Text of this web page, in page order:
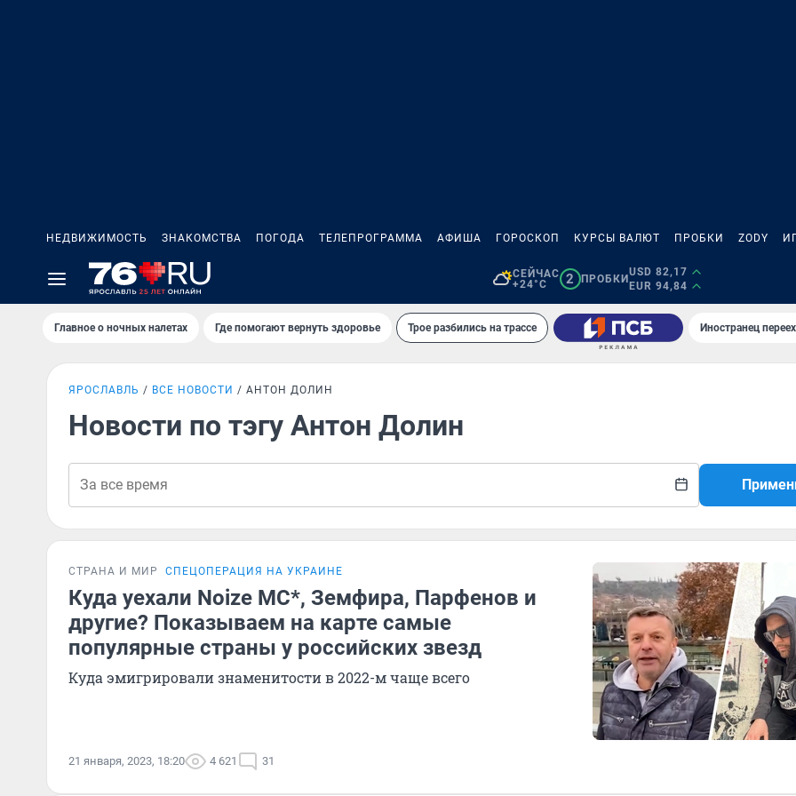
НЕДВИЖИМОСТЬ ЗНАКОМСТВА ПОГОДА ТЕЛЕПРОГРАММА АФИША ГОРОСКОП КУРСЫ ВАЛЮТ ПРОБКИ ZODY
СЕЙЧАС
+24°C
2 ПРОБКИ
USD 82,17
EUR 94,84
Главное о ночных налетах Где помогают вернуть здоровье Трое разбились на трассе Иностранец
ЯРОСЛАВЛЬ ВСЕ НОВОСТИ АНТОН ДОЛИН
Новости по тэгу Антон Долин
СТРАНА И МИР СПЕЦОПЕРАЦИЯ НА УКРАИНЕ
Куда уехали Noize MC*, Земфира, Парфенов и
другие? Показываем на карте самые
популярные страны у российских звезд
Куда эмигрировали знаменитости в 2022-м чаще всего
21 января, 2023, 18:20 4 621 31